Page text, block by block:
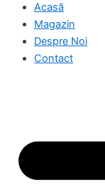
Acasă
Magazin
Despre Noi
Contact